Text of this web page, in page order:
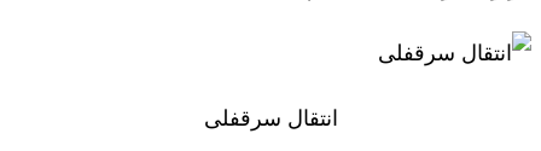
انتقال سرقفلی